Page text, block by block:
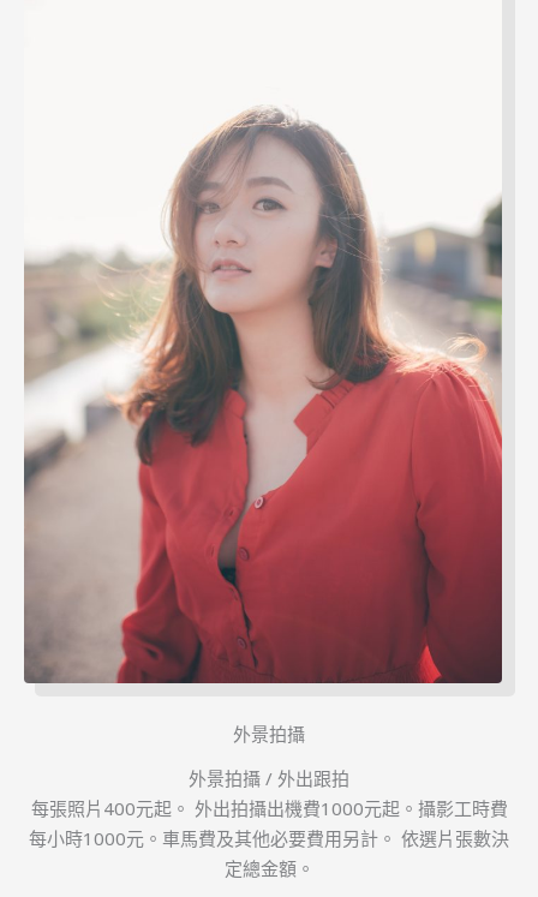
外景拍攝
外景拍攝 / 外出跟拍
每張照片400元起。 外出拍攝出機費1000元起。攝影工時費
每小時1000元。車馬費及其他必要費用另計。 依選片張數決
定總金額。